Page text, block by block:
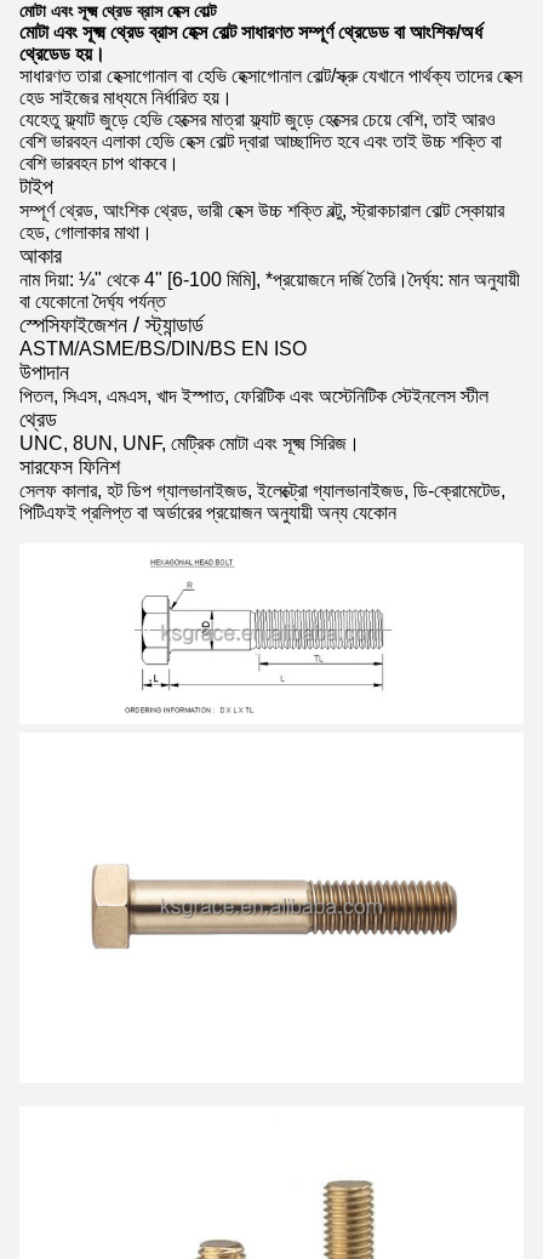
মোটা এবং সূক্ষ্ম থ্রেড ব্রাস হেক্স বোল্ট
মোটা এবং সূক্ষ্ম থ্রেড ব্রাস হেক্স বোল্ট সাধারণত সম্পূর্ণ থ্রেডেড বা আংশিক/অর্ধ
থ্রেডেড হয়।
সাধারণত তারা হেক্সাগোনাল বা হেভি হেক্সাগোনাল বোল্ট/স্ক্রু যেখানে পার্থক্য তাদের হেক্স
হেড সাইজের মাধ্যমে নির্ধারিত হয়।
যেহেতু ফ্ল্যাট জুড়ে হেভি হেক্সের মাত্রা ফ্ল্যাট জুড়ে হেক্সের চেয়ে বেশি, তাই আরও
বেশি ভারবহন এলাকা হেভি হেক্স বোল্ট দ্বারা আচ্ছাদিত হবে এবং তাই উচ্চ শক্তি বা
বেশি ভারবহন চাপ থাকবে।
টাইপ
সম্পূর্ণ থ্রেড, আংশিক থ্রেড, ভারী হেক্স উচ্চ শক্তি বল্টু, স্ট্রাকচারাল বোল্ট স্কোয়ার
হেড, গোলাকার মাথা।
আকার
নাম দিয়া: ¼" থেকে 4" [6-100 মিমি], *প্রয়োজনে দর্জি তৈরি।দৈর্ঘ্য: মান অনুযায়ী
বা যেকোনো দৈর্ঘ্য পর্যন্ত
স্পেসিফাইজেশন / স্ট্যান্ডার্ড
ASTM/ASME/BS/DIN/BS EN ISO
উপাদান
পিতল, সিএস, এমএস, খাদ ইস্পাত, ফেরিটিক এবং অস্টেনিটিক স্টেইনলেস স্টীল
থ্রেড
UNC, 8UN, UNF, মেট্রিক মোটা এবং সূক্ষ্ম সিরিজ।
সারফেস ফিনিশ
সেলফ কালার, হট ডিপ গ্যালভানাইজড, ইলেক্ট্রো গ্যালভানাইজড, ডি-ক্রোমেটেড,
পিটিএফই প্রলিপ্ত বা অর্ডারের প্রয়োজন অনুযায়ী অন্য যেকোন